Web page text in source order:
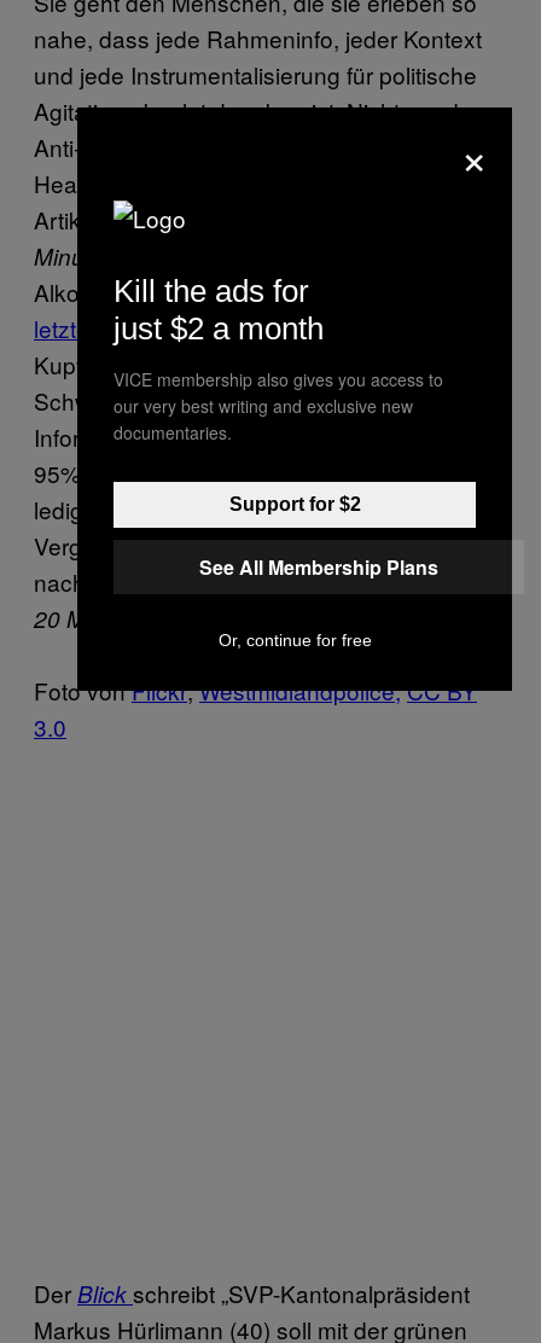
nahe, dass jede Rahmeninfo, jeder Kontext
und jede Instrumentalisierung für politische
Agitation absolut daneben ist.Nicht nur der
Anti-SVP-Weird-Voyeurismus wird durch die
Headlines gepflegt, auch Wortwahl und
Artikeldramaturgie verharmlosen den Fall:
Minuten Online
Alkohol im Spiel gewesen war, den ganzen
letzten Abschnitt und zitiert Hugo
Kupferschmidt, den Direktor des
Schweizerischen Toxikologischen
Informationszentrum. Laut dem finde man in
95% der auf K.O.-Tropfen getesteten Proben
lediglich Alkohol. Auf den Umstand, dass
Vergewaltigungsdrogennur 6 bis 12 Stunden
nach Verabreichung nachweisbar sind, geht
20 Minuten Online
Foto vonFlickr;Westmidlandpolice;CC BY
3.0
Der Blickschreibt „SVP-Kantonalpräsident
Markus Hürlimann (40) soll mit der grünen
×
Kill the ads for
just $2 a month
VICE membership also gives you access to
our very best writing and exclusive new
documentaries.
Support for $2
See All Membership Plans
Or, continue for free